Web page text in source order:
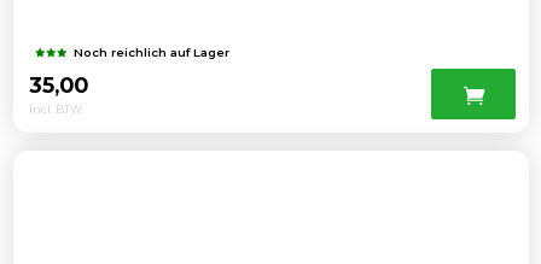
Noch reichlich auf Lager
35,00
Incl. BTW